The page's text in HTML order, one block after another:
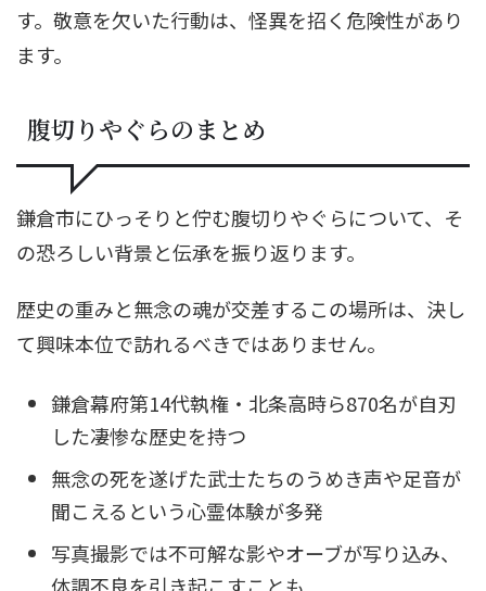
す。敬意を欠いた行動は、怪異を招く危険性があり
ます。
腹切りやぐらのまとめ
鎌倉市にひっそりと佇む腹切りやぐらについて、そ
の恐ろしい背景と伝承を振り返ります。
歴史の重みと無念の魂が交差するこの場所は、決し
て興味本位で訪れるべきではありません。
鎌倉幕府第14代執権・北条高時ら870名が自刃
した凄惨な歴史を持つ
無念の死を遂げた武士たちのうめき声や足音が
聞こえるという心霊体験が多発
写真撮影では不可解な影やオーブが写り込み、